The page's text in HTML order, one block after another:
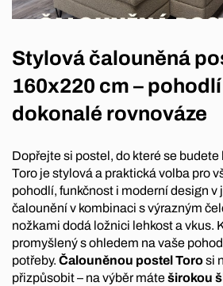
Stylová čalouněná
160x220 cm –
dokonalé rovnováze
Dopřejte si postel, do které se budete
Toro je stylová a praktická volba pro
pohodlí, funkčnost i moderní design
čalounění v kombinaci s výrazným
nožkami dodá ložnici lehkost a vkus.
promyšlený s ohledem na vaše
potřeby. Čalouněnou postelTorosi
přizpůsobit – na výběr máteširokou